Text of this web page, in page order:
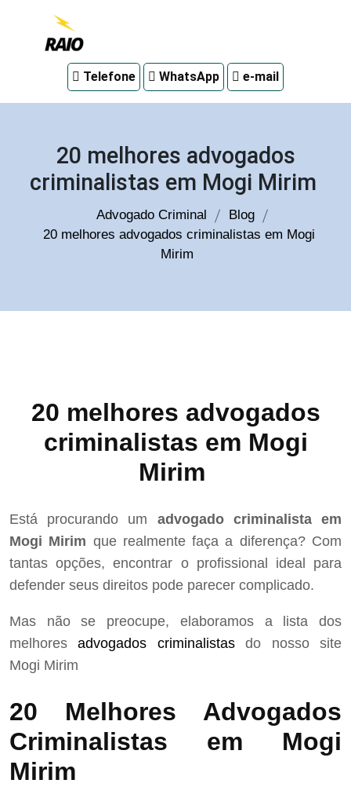
em
Telefone WhatsApp e-mail
20 melhores advogados
criminalistas em Mogi Mirim
Advogado Criminal
Blog
20 melhores advogados criminalistas em Mogi
Mirim
20 melhores advogados
criminalistas em Mogi
Mirim
Está procurando um advogado criminalista em
Mogi Mirim que realmente faça a diferença? Com
tantas opções, encontrar o profissional ideal para
defender seus direitos pode parecer complicado.
Mas não se preocupe, elaboramos a lista dos
melhoresadvogados criminalistasdo nosso site
Mogi Mirim
20 Melhores Advogados
Criminalistas em Mogi
Mirim